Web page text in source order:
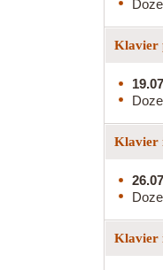
Klavier
Klavier
Klavier